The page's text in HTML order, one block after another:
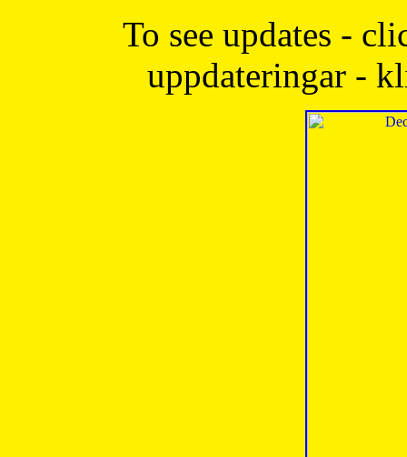
To see updates -
uppdateringar -